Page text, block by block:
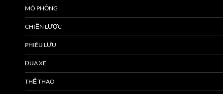
MÔ PHỎNG
CHIẾN LƯỢC
PHIÊU LƯU
ĐUA XE
THỂ THAO